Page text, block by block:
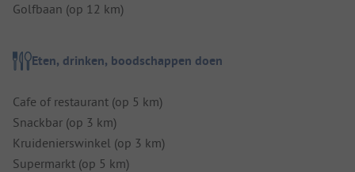
Golfbaan (op 12 km)
Eten, drinken, boodschappen doen
Cafe of restaurant (op 5 km)
Snackbar (op 3 km)
Kruidenierswinkel (op 3 km)
Supermarkt (op 5 km)